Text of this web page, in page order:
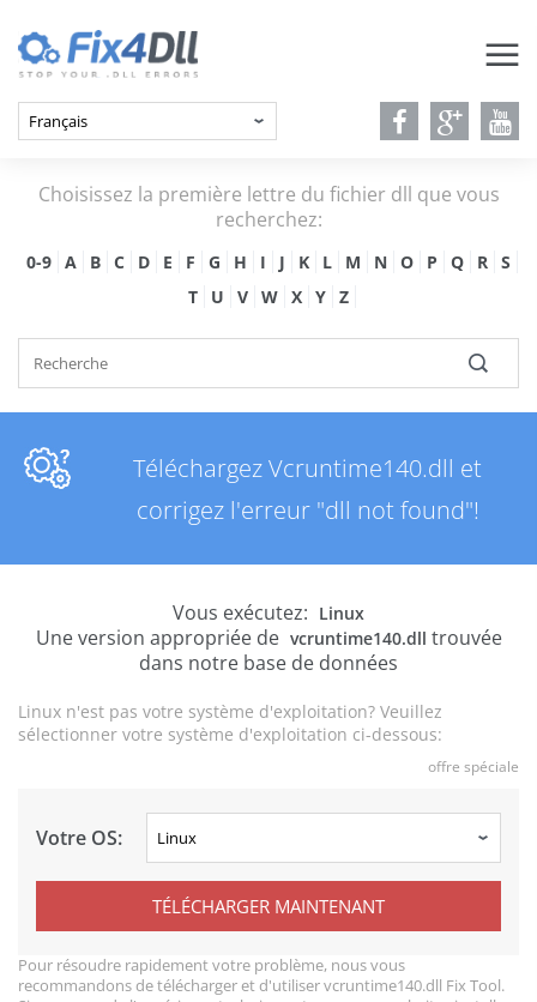
Choisissez la première lettre du fichier dll que vous
recherchez:
0-9 A B C D E F G H I J K L M N O P Q R
S
T
U V W X Y Z
Téléchargez Vcruntime140.dll et
corrigez l'erreur "dll not found"!
Vous exécutez: Linux
Une version appropriée de vcruntime140.dll trouvée
dans notre base de données
Linux n'est pas votre système d'exploitation? Veuillez
sélectionner votre système d'exploitation ci-dessous:
offre spéciale
Votre OS:
TÉLÉCHARGER MAINTENANT
Pour résoudre rapidement votre problème, nous vous
recommandons de télécharger et d'utiliser vcruntime140.dll Fix Tool.